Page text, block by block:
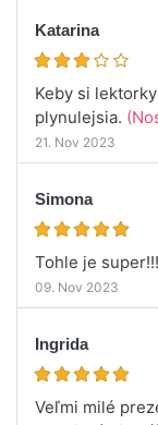
Katarina
Keby si
plynulejsia.
21. Nov 2023
Simona
Tohle je super!!!
09. Nov 2023
Ingrida
Veľmi milé